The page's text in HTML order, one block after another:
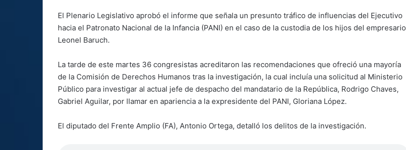
El Plenario Legislativo aprobó el informe que señala un presunto tráfico de influencias del Ejecutivo
hacia el Patronato Nacional de la Infancia (PANI) en el caso de la custodia de los hijos del empresario
Leonel Baruch.
La tarde de este martes 36 congresistas acreditaron las recomendaciones que ofreció una mayoría
de la Comisión de Derechos Humanos tras la investigación, la cual incluía una solicitud al Ministerio
Público para investigar al actual jefe de despacho del mandatario de la República, Rodrigo Chaves,
Gabriel Aguilar, por llamar en apariencia a la expresidente del PANI, Gloriana López.
El diputado del Frente Amplio (FA), Antonio Ortega, detalló los delitos de la investigación.